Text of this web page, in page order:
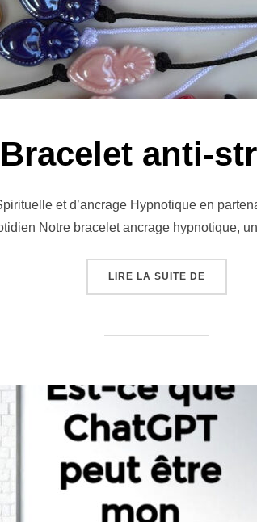
Bracelet anti-
et d’ancrage Hypnotique en
Notre bracelet ancrage hypnotique,
LIRE LA SUITE DE